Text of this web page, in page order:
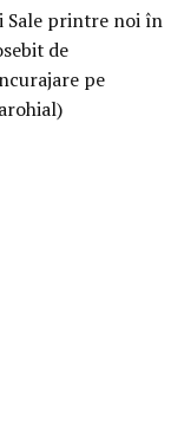
Sale printre noi în
de
pe